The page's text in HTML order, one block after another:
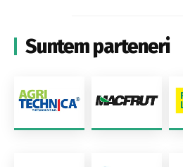
Suntem parteneri